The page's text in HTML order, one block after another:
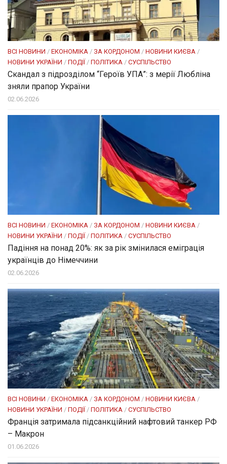
ВСІ НОВИНИ / ЕКОНОМІКА / ЗА КОРДОНОМ / НОВИНИ КИЄВА /
НОВИНИ УКРАЇНИ / ПОДІЇ / ПОЛІТИКА / СУСПІЛЬСТВО
Скандал з підрозділом “Героїв УПА”: з мерії Любліна
зняли прапор України
02.06.2026
ВСІ НОВИНИ / ЕКОНОМІКА / ЗА КОРДОНОМ / НОВИНИ КИЄВА /
НОВИНИ УКРАЇНИ / ПОДІЇ / ПОЛІТИКА / СУСПІЛЬСТВО
Падіння на понад 20%: як за рік змінилася еміграція
українців до Німеччини
02.06.2026
ВСІ НОВИНИ / ЕКОНОМІКА / ЗА КОРДОНОМ / НОВИНИ КИЄВА /
НОВИНИ УКРАЇНИ / ПОДІЇ/ ПОЛІТИКА / СУСПІЛЬСТВО
Франція затримала підсанкційний нафтовий танкер РФ
– Макрон
01.06.2026